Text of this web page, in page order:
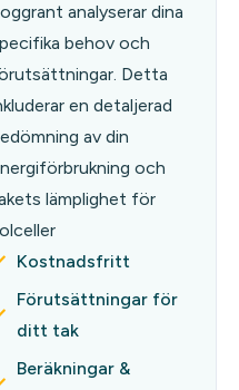
analyserar dina
behov och
Detta
en detaljerad
av din
och
lämplighet för
Kostnadsfritt
Förutsättningar för
ditt tak
Beräkningar &